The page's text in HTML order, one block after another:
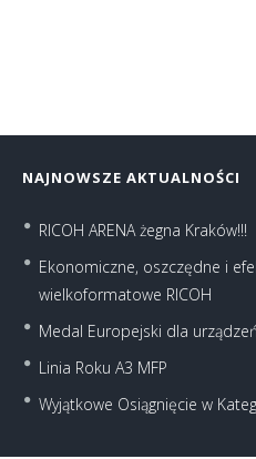
NAJNOWSZE AKTUALNOŚCI
RICOH ARENA żegna Kraków!!!
Ekonomiczne, oszczędne i
wielkoformatowe RICOH
Medal Europejski dla
Linia Roku A3 MFP
Wyjątkowe Osiągnięcie w